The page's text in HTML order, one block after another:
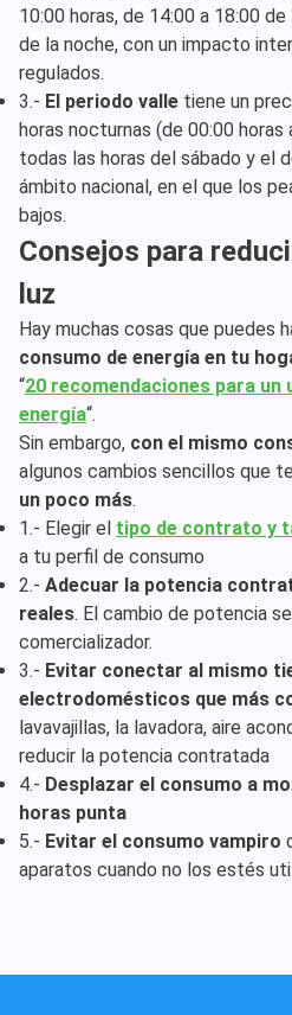
10:00 horas, de 14:00 a 18:00
de la noche, con un impacto
regulados.
3.- El periodo valle tiene un
horas nocturnas (de 00:00 horas
todas las horas del sábado y el
ámbito nacional, en el que los
bajos.
Consejos para
luz
Hay muchas cosas que puedes
consumo de energía en tu
“20 recomendaciones para un
energía“.
Sin embargo, con el mismo
algunos cambios sencillos que
un poco más.
1.- Elegir el tipo de contrato y
a tu perfil de consumo
2.- Adecuar la potencia
reales. El cambio de potencia
comercializador.
3.- Evitar conectar al mismo
electrodomésticos que más
lavavajillas, la lavadora, aire
reducir la potencia contratada
4.- Desplazar el consumo a
horas punta
5.- Evitar el consumo vampiro
aparatos cuando no los estés